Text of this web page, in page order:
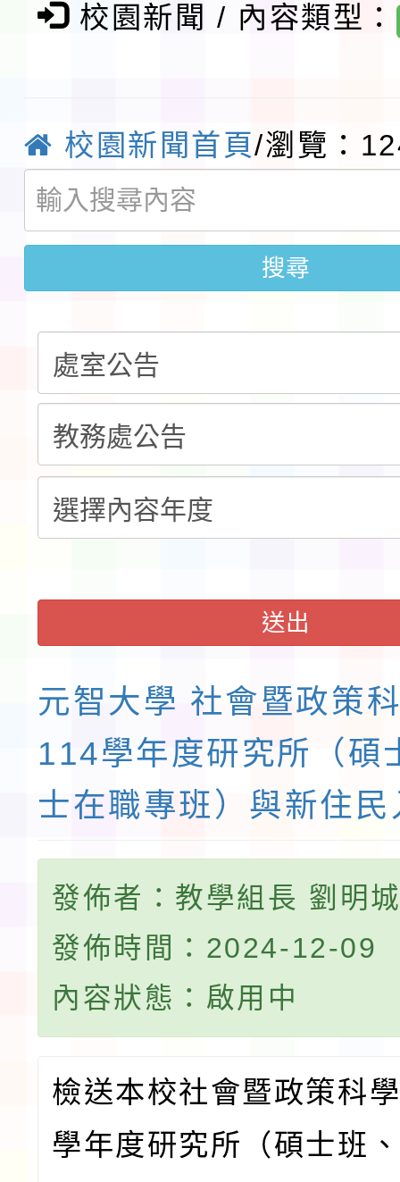
檢送桃園市115學年度
實施要點各1份
程
函轉國家通訊傳播委員
鎮韌性（防空）演習－
速演練執行計畫」
「115年金融知識線上
法」
本校115學年度第1學
第3次招考代課鐘點教
告(不再辦理後續甄選)
檢送「桃園市115學年
賽實施要點」1份
本市「115學年度學生
程安排一案
「桃園市補助參觀特色
展演活動實施計畫」
請一案
校園新聞 / 內容類型：
校園新聞首頁/瀏覽：
搜尋
送出
元智大學 社會暨政策
114學年度研究所（碩
士在職專班）與新住
發佈者：教學組長 劉明
發佈時間：2024-12-09
內容狀態：啟用中
檢送本校社會暨政策科
學年度研究所（碩士班